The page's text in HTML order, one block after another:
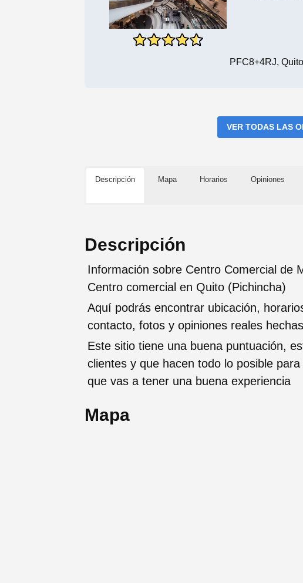
PFC8+4RJ,
VER TODAS LAS
Descripción Mapa Horarios Opiniones
Descripción
Información sobre Centro Comercial de
Centro comercial en Quito (Pichincha)
Aquí podrás encontrar ubicación,
contacto, fotos y opiniones reales
Este sitio tiene una buena puntuación,
clientes y que hacen todo lo posible
que vas a tener una buena experiencia
Mapa